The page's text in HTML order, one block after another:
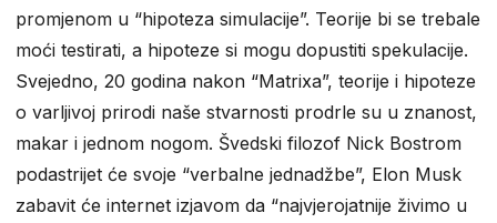
promjenom u “hipoteza simulacije”. Teorije bi se trebale
moći testirati, a hipoteze si mogu dopustiti spekulacije.
Svejedno, 20 godina nakon “Matrixa”, teorije i hipoteze
o varljivoj prirodi naše stvarnosti prodrle su u znanost,
makar i jednom nogom. Švedski filozof Nick Bostrom
podastrijet će svoje “verbalne jednadžbe”, Elon Musk
zabavit će internet izjavom da “najvjerojatnije živimo u